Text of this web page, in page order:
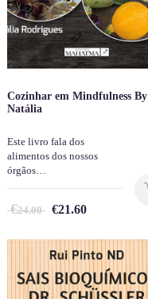
Cozinhar em Mindfulness By
Natália
Este livro fala dos
alimentos dos nossos
órgãos…
€24.00 €21.60